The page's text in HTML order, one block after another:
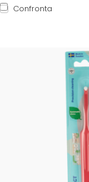
Confronta